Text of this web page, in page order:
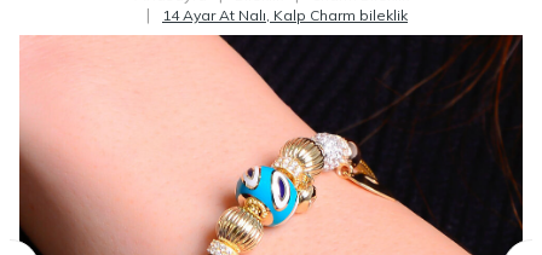
| 14 Ayar At Nalı, Kalp Charm bileklik